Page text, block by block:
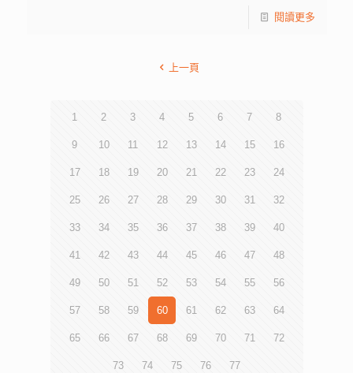
閱讀更多
上一頁
1 2 3 4 5 6 7 8
9 10 11 12 13 14 15 16
17 18 19 20 21 22 23 24
25 26 27 28 29 30 31 32
33 34 35 36 37 38 39 40
41 42 43 44 45 46 47 48
49 50 51 52 53 54 55 56
57 58 59 60 61 62 63 64
65 66 67 68 69 70 71 72
73 74 75 76 77